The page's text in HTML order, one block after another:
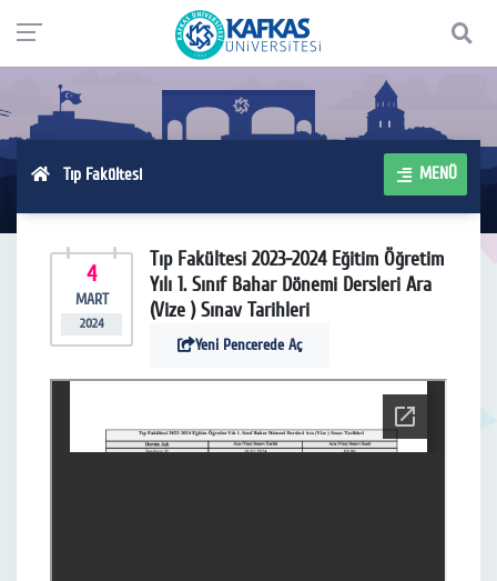
Tıp Fakültesi MENÜ
4
MART
2024
Tıp Fakültesi 2023-2024 Eğitim Öğretim
Yılı 1. Sınıf Bahar Dönemi Dersleri Ara
(Vize ) Sınav Tarihleri
Yeni Pencerede Aç